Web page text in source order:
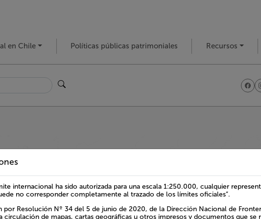
en Chile Políticas públicas patrimoniales Recursos
en Chile
y ubicación en el territorio sorprendiéndote con cada detalle.
no corresponder completamente al trazado de los límites oficiales”.
circulación de mapas, cartas geográficas u otros impresos y documentos que se